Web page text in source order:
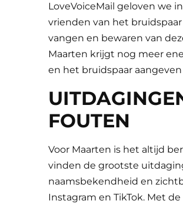
LoveVoiceMail geloven we
vrienden van het
vangen en bewaren van
Maarten krijgt nog meer
en het bruidspaar
FOUTEN
Voor Maarten is het altijd
vinden de grootste
naamsbekendheid en
Instagram en TikTok. Met